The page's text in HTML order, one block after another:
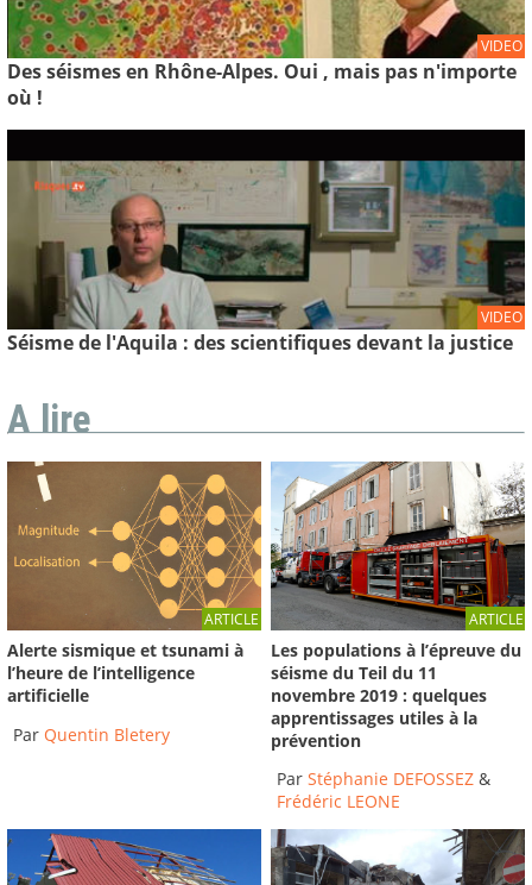
VIDEO
Des séismes en Rhône-Alpes. Oui , mais pas n'importe
où !
VIDEO
Séisme de l'Aquila : des scientifiques devant la justice
A lire
ARTICLE
Alerte sismique et tsunami à
l’heure de l’intelligence
artificielle
Par Quentin Bletery
ARTICLE
Les populations à l’épreuve du
séisme du Teil du 11
novembre 2019 : quelques
apprentissages utiles à la
prévention
ParStéphanie DEFOSSEZ &
Frédéric LEONE